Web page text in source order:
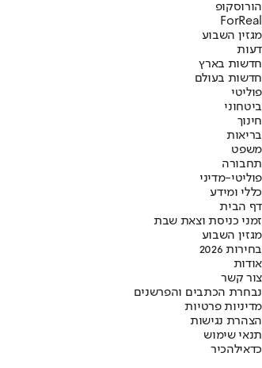
הורוסקופ
ForReal
מגזין השבוע
דעות
חדשות בארץ
חדשות בעולם
פוליטי
ביטחוני
חינוך
בריאות
משפט
תחבורה
פוליטי-מדיני
כללי ומידע
דף הבית
זמני כניסת וצאת שבת
מגזין השבוע
בחירות 2026
אודות
צור קשר
נבחרת הכתבים והפרשנים
מדיניות פרטיות
הצהרת נגישות
תנאי שימוש
כדאילהכיר